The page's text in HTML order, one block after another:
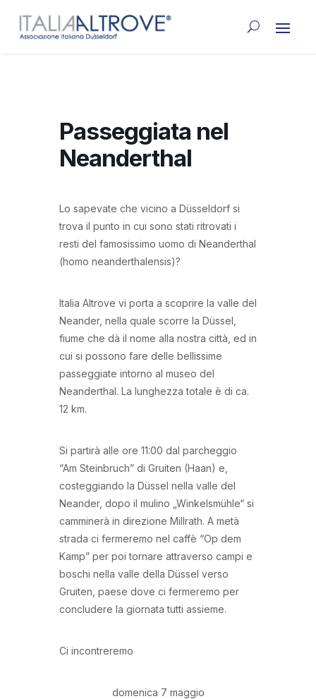
Passeggiata nel
Neanderthal
Lo sapevate che vicino a Düsseldorf si
trova il punto in cui sono stati ritrovati i
resti del famosissimo uomo di Neanderthal
(homo neanderthalensis)?
Italia Altrove vi porta a scoprire la valle del
Neander, nella quale scorre la Düssel,
fiume che dà il nome alla nostra città, ed in
cui si possono fare delle bellissime
passeggiate intorno al museo del
Neanderthal. La lunghezza totale è di ca.
12 km.
Si partirà alle ore 11:00 dal parcheggio
“Am Steinbruch” di Gruiten (Haan) e,
costeggiando la Düssel nella valle del
Neander, dopo il mulino „Winkelsmühle“ si
camminerà in direzione Millrath. A metà
strada ci fermeremo nel caffè “Op dem
Kamp” per poi tornare attraverso campi e
boschi nella valle della Düssel verso
Gruiten, paese dove ci fermeremo per
concludere la giornata tutti assieme.
Ci incontreremo
domenica 7 maggio